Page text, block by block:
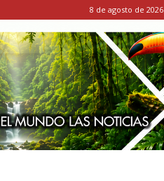
8 de agosto de 2026